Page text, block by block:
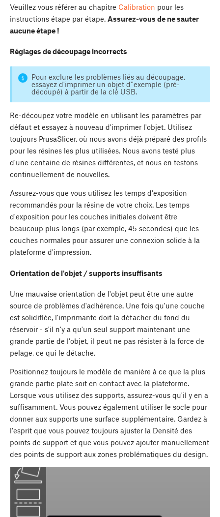
Veuillez vous référer au chapitre Calibration pour les
instructions étape par étape. Assurez-vous de ne sauter
aucune étape !
Réglages de découpage incorrects
Pour exclure les problèmes liés au découpage,
essayez d'imprimer un objet d''exemple (pré-
découpé) à partir de la clé USB.
Re-découpez votre modèle en utilisant les paramètres par
défaut et essayez à nouveau d'imprimer l'objet. Utilisez
toujours PrusaSlicer, où nous avons déjà préparé des profils
pour les résines les plus utilisées. Nous avons testé plus
d'une centaine de résines différentes, et nous en testons
continuellement de nouvelles.
Assurez-vous que vous utilisez les temps d'exposition
recommandés pour la résine de votre choix. Les temps
d'exposition pour les couches initiales doivent être
beaucoup plus longs (par exemple, 45 secondes) que les
couches normales pour assurer une connexion solide à la
plateforme d'impression.
Orientation de l'objet / supports insuffisants
Une mauvaise orientation de l'objet peut être une autre
source de problèmes d'adhérence. Une fois qu'une couche
est solidifiée, l'imprimante doit la détacher du fond du
réservoir - s'il n'y a qu'un seul support maintenant une
grande partie de l'objet, il peut ne pas résister à la force de
pelage, ce qui le détache.
Positionnez toujours le modèle de manière à ce que la plus
grande partie plate soit en contact avec la plateforme.
Lorsque vous utilisez des supports, assurez-vous qu'il y en a
suffisamment. Vous pouvez également utiliser le socle pour
donner aux supports une surface supplémentaire. Gardez à
l'esprit que vous pouvez toujours ajuster la Densité des
points de support et que vous pouvez ajouter manuellement
des points de support aux zones problématiques du design.